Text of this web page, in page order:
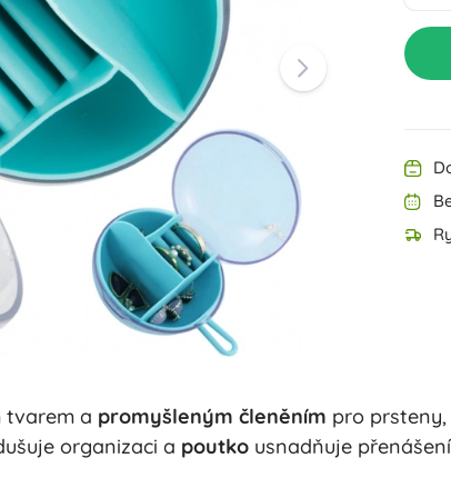
Výbava pro nejmenší
Dekorace
Bezpečnost
Noční osvětlení
Škola
Párty
Knihy
Zahradní osvětlení
Hudba
tvarem a promyšleným členěním pro
organizaci a poutkousnadňuje